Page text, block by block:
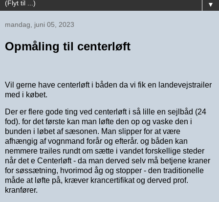
▼
mandag, juni 05, 2023
Opmåling til centerløft
Vil gerne have centerløft i båden da vi fik en landevejstrailer
med i købet.
Der er flere gode ting ved centerløft i så lille en sejlbåd (24
fod). for det første kan man løfte den op og vaske den i
bunden i løbet af sæsonen. Man slipper for at være
afhængig af vognmand forår og efterår. og båden kan
nemmere trailes rundt om sætte i vandet forskellige steder
når det e Centerløft - da man derved selv må betjene kraner
for søssætning, hvorimod åg og stopper - den traditionelle
måde at løfte på, kræver krancertifikat og derved prof.
kranfører.